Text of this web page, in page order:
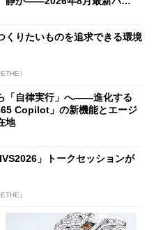
くりたいものを追求できる環境
）
「自律実行」へ――進化する
Copilot」の新機能とエージ
地
」トークセッションが
）